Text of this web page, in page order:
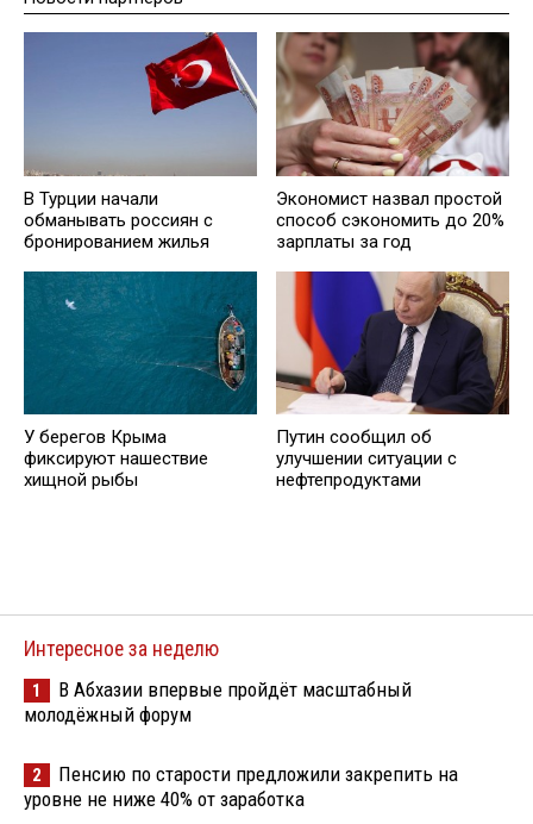
В Турции начали
обманывать россиян с
бронированием жилья
Экономист назвал простой
способ сэкономить до 20%
зарплаты за год
У берегов Крыма
фиксируют нашествие
хищной рыбы
Путин сообщил об
улучшении ситуации с
нефтепродуктами
Интересное за неделю
1
В Абхазии впервые пройдёт масштабный
молодёжный форум
2
Пенсию по старости предложили закрепить на
уровне не ниже 40% от заработка